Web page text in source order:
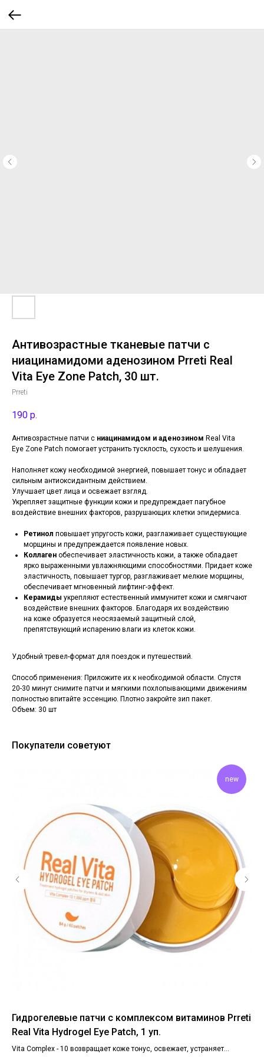
Антивозрастные тканевые патчи с
ниацинамидоми аденозином Prreti Real
Vita Eye Zone Patch, 30 шт.
Prreti
190 р.
Антивозрастные патчи с ниацинамидом и аденозином Real Vita
Eye Zone Patch помогает устранить тусклость, сухость и шелушения.
Наполняет кожу необходимой энергией, повышает тонус и обладает
сильным антиоксидантным действием.
Улучшает цвет лица и освежает взгляд.
Укрепляет защитные функции кожи и предупреждает пагубное
воздействие внешних факторов, разрушающих клетки эпидермиса.
Ретинол повышает упругость кожи, разглаживает существующие
морщины и предупреждается появление новых.
Коллаген обеспечивает эластичность кожи, а также обладает
ярко выраженными увлажняющими способностями. Придает коже
эластичность, повышает тургор, разглаживает мелкие морщины,
обеспечивает мгновенный лифтинг-эффект.
Керамиды укрепляют естественный иммунитет кожи и смягчают
воздействие внешних факторов. Благодаря их воздействию
на коже образуется неосязаемый защитный слой,
препятствующий испарению влаги из клеток кожи.
Удобный тревел-формат для поездок и путешествий.
Способ применения: Приложите их к необходимой области. Спустя
20-30 минут снимите патчи и мягкими похлопывающими движениям
полностью впитайте эссенцию. Плотно закройте зип пакет.
Объем: 30 шт
Покупатели советуют
new
Гидрогелевые патчи с комплексом витаминов Prreti
Real Vita Hydrogel Eye Patch, 1 уп.
Vita Complex - 10 возвращает коже тонус, освежает, устраняет